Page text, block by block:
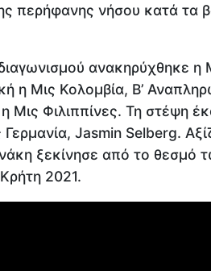
περήφανης νήσου κατά τα
ανακηρύχθηκε η
η Μις Κολομβία, Β’
Μις Φιλιππίνες. Τη στέψη
Jasmin Selberg.
ξεκίνησε από το θεσμό
2021.